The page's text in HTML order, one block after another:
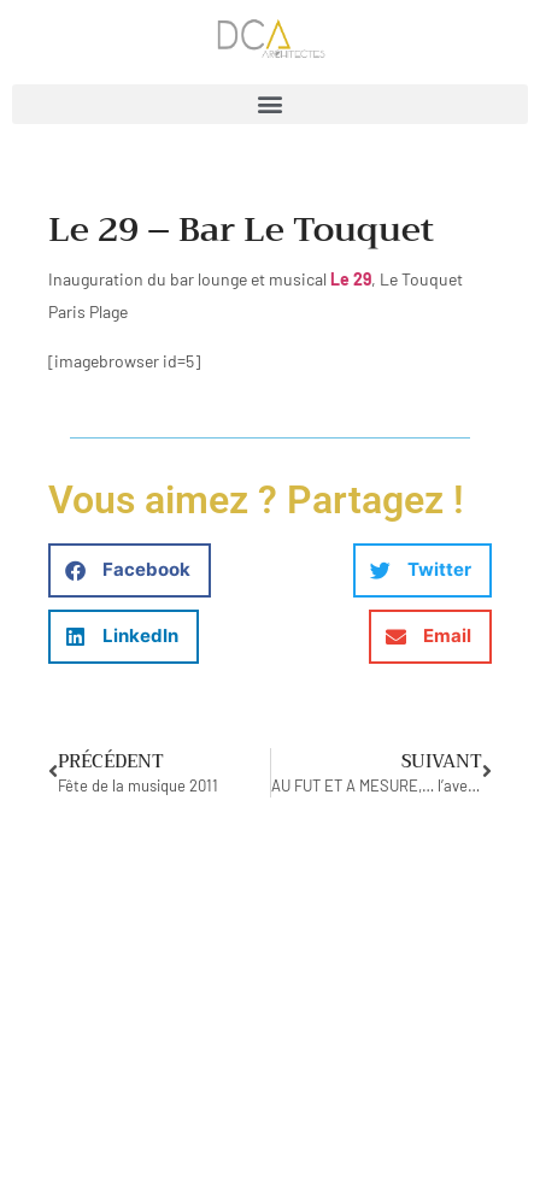
Le 29 – Bar Le Touquet
Inauguration du bar lounge et musical Le 29, Le Touquet
Paris Plage
[imagebrowser id=5]
Vous aimez ? Partagez !
Facebook Twitter
LinkedIn Email
PRÉCÉDENT
Fête de la musique 2011
SUIVANT
AU FUT ET A MESURE,… l’aventure commence